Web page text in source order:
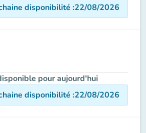
disponibilité :22/08/2026
pour aujourd'hui
disponibilité :22/08/2026